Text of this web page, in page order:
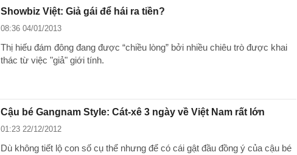
Showbiz Việt: Giả gái để hái ra tiền?
08:36 04/01/2013
Thị hiếu đám đông đang được “chiều lòng” bởi nhiều chiêu trò được khai
thác từ việc "giả" giới tính.
Cậu bé Gangnam Style: Cát-xê 3 ngày về Việt Nam rất lớn
01:23 22/12/2012
Dù không tiết lộ con số cụ thể nhưng để có cái gật đầu đồng ý của cậu bé